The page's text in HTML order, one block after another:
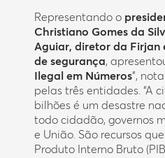
Representando o
Christiano Gomes da
Aguiar, diretor da Firjan
de segurança,
Ilegal em Números”,
pelas três entidades. “A
bilhões é um desastre
todo cidadão, governos
e União. São recursos
Produto Interno Bruto